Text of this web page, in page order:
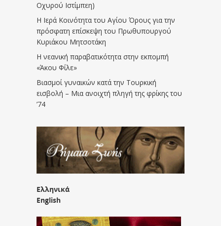
Οχυρού Ιστίμπεη)
Η Ιερά Κοινότητα του Αγίου Όρους για την
πρόσφατη επίσκεψη του Πρωθυπουργού
Κυριάκου Μητσοτάκη
Η νεανική παραβατικότητα στην εκπομπή
«Άκου Φίλε»
Βιασμοί γυναικών κατά την Τουρκική
εισβολή – Μια ανοιχτή πληγή της φρίκης του
’74
Ελληνικά
English